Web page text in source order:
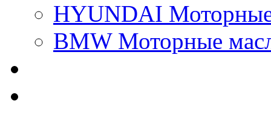
HYUNDAI
BMW Моторные